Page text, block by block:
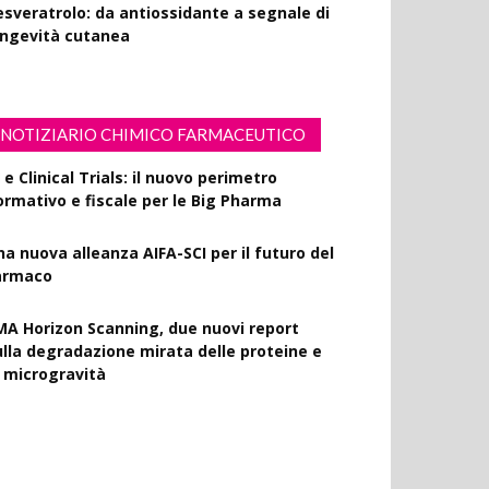
da antiossidante a segnale di
cutanea
NOTIZIARIO CHIMICO FARMACEUTICO
e Clinical Trials: il nuovo perimetro
e fiscale per le Big Pharma
nuova alleanza AIFA-SCI per il futuro del
Horizon Scanning, due nuovi report
degradazione mirata delle proteine e
microgravità